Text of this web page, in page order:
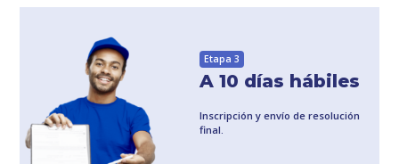
Etapa 3
A 10 días hábiles
Inscripción y envío de resolución
final.